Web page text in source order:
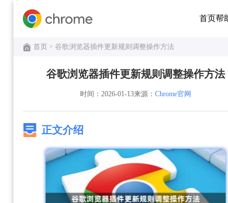
首页帮
首页 > 谷歌浏览器插件更新规则调整操作方法
谷歌浏览器插件更新规则调整操作方法
时间：2026-01-13来源： Chrome官网
正文介绍